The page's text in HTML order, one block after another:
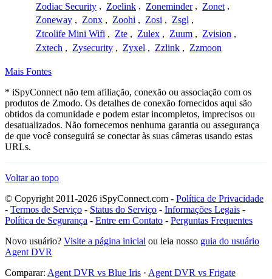
Zodiac Security , Zoelink , Zoneminder , Zonet ,
Zoneway , Zonx , Zoohi , Zosi , Zsgl ,
Ztcolife Mini Wifi , Zte , Zulex , Zuum , Zvision ,
Zxtech , Zysecurity , Zyxel , Zzlink , Zzmoon
Mais Fontes
* iSpyConnect não tem afiliação, conexão ou associação com os
produtos de Zmodo. Os detalhes de conexão fornecidos aqui são
obtidos da comunidade e podem estar incompletos, imprecisos ou
desatualizados. Não fornecemos nenhuma garantia ou assegurança
de que você conseguirá se conectar às suas câmeras usando estas
URLs.
Voltar ao topo
© Copyright 2011-2026 iSpyConnect.com - Política de Privacidade
- Termos de Serviço - Status do Serviço - Informações Legais -
Política de Segurança - Entre em Contato - Perguntas Frequentes
Novo usuário? Visite a página inicial ou leia nosso guia do usuário
Agent DVR
Comparar: Agent DVR vs Blue Iris · Agent DVR vs Frigate